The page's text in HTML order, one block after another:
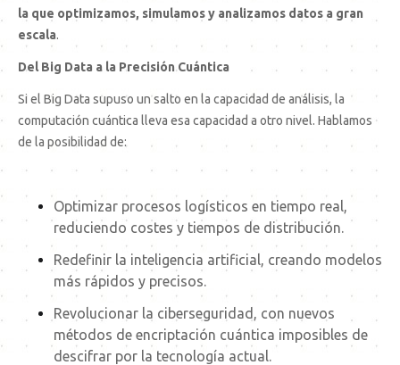
la que optimizamos, simulamos y analizamos datos a gran
escala.
Del Big Data a la Precisión Cuántica
Si el Big Data supuso un salto en la capacidad de análisis, la
computación cuántica lleva esa capacidad a otro nivel. Hablamos
de la posibilidad de:
Optimizar procesos logísticos en tiempo real,
reduciendo costes y tiempos de distribución.
Redefinir la inteligencia artificial, creando modelos
más rápidos y precisos.
Revolucionar la ciberseguridad, con nuevos
métodos de encriptación cuántica imposibles de
descifrar por la tecnología actual.